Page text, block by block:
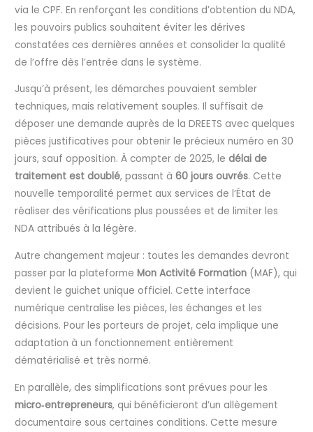
via le CPF. En renforçant les conditions d’obtention du NDA,
les pouvoirs publics souhaitent éviter les dérives
constatées ces dernières années et consolider la qualité
de l’offre dès l’entrée dans le système.
Jusqu’à présent, les démarches pouvaient sembler
techniques, mais relativement souples. Il suffisait de
déposer une demande auprès de la DREETS avec quelques
pièces justificatives pour obtenir le précieux numéro en 30
jours, sauf opposition. À compter de 2025, ledélai de
traitement est doublé, passant à60 jours ouvrés. Cette
nouvelle temporalité permet aux services de l’État de
réaliser des vérifications plus poussées et de limiter les
NDA attribués à la légère.
Autre changement majeur : toutes les demandes devront
passer par la plateformeMon Activité Formation (MAF), qui
devient le guichet unique officiel. Cette interface
numérique centralise les pièces, les échanges et les
décisions. Pour les porteurs de projet, cela implique une
adaptation à un fonctionnement entièrement
dématérialisé et très normé.
En parallèle, des simplifications sont prévues pour les
micro‑entrepreneurs, qui bénéficieront d’un allègement
documentaire sous certaines conditions. Cette mesure